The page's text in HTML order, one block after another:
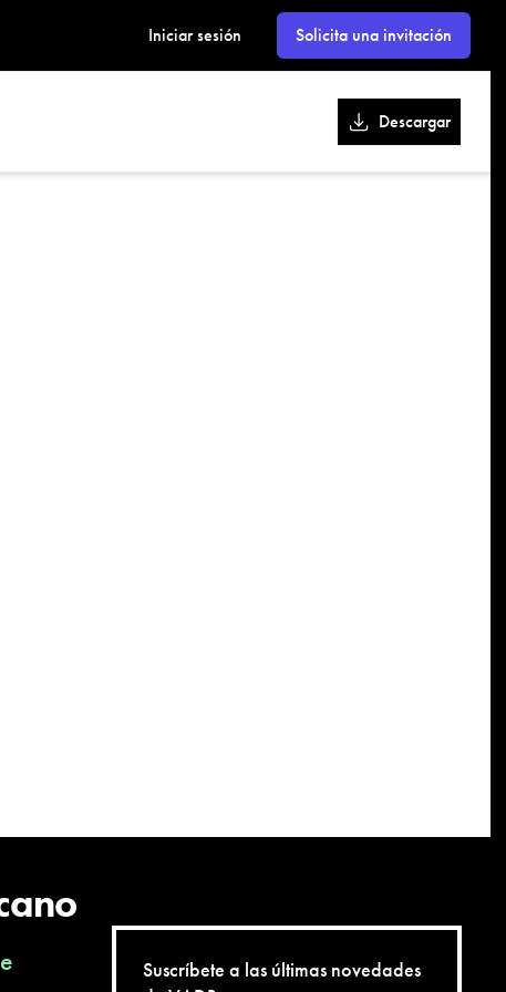
Iniciar sesión Solicita una invitación
Descargar
Suscríbete a las últimas novedades